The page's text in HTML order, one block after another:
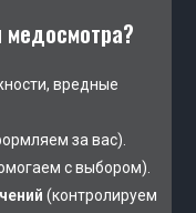
вредные
за вас).
с выбором).
(контролируем